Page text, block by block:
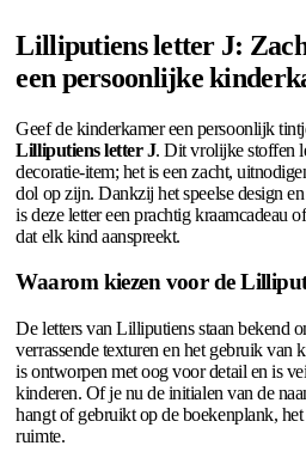
Lilliputiens letter J:
een persoonlijke
Geef de kinderkamer een persoonlijk
Lilliputiens letter J. Dit vrolijke stoffen
decoratie-item; het is een zacht,
dol op zijn. Dankzij het speelse design
is deze letter een prachtig kraamcadeau
dat elk kind aanspreekt.
Waarom kiezen voor de
De letters van Lilliputiens staan bekend
verrassende texturen en het gebruik van
is ontworpen met oog voor detail en is
kinderen. Of je nu de initialen van de
hangt of gebruikt op de boekenplank,
ruimte.